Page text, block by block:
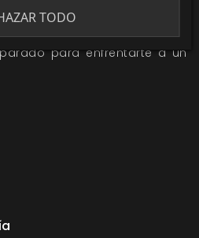
palabras de pura aventura.
para enfrentarte a un
TODO